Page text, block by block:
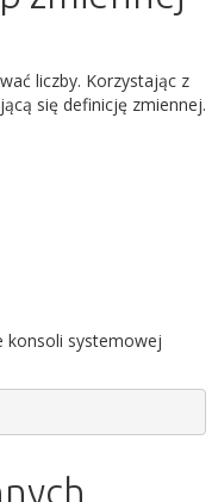
liczby. Korzystając z
się definicję zmiennej.
konsoli systemowej